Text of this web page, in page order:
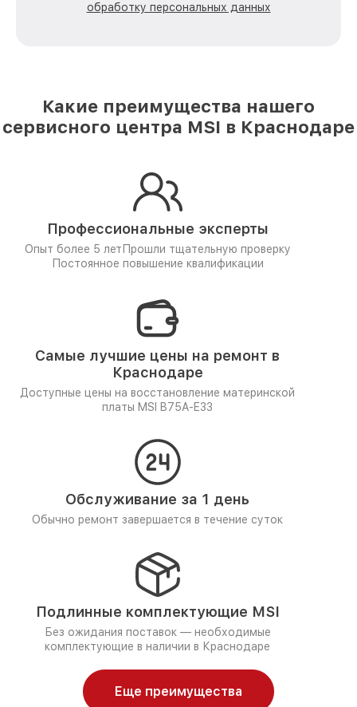
обработку персональных данных
Какие преимущества нашего
сервисного центра MSI в Краснодаре
Профессиональные эксперты
Опыт более 5 лет Прошли тщательную проверку
Постоянное повышение квалификации
Самые лучшие цены на ремонт в
Краснодаре
Доступные цены на восстановление материнской
платы MSI B75A-E33
Обслуживание за 1 день
Обычно ремонт завершается в течение суток
Подлинные комплектующие MSI
Без ожидания поставок — необходимые
комплектующие в наличии в Краснодаре
Еще преимущества